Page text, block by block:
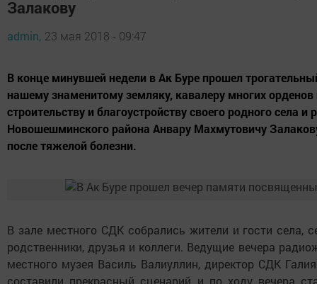
Залакову
admin, 23 мая 2018 - 09:47
В конце минувшей недели в Ак Буре прошел
нашему знаменитому земляку, кавалеру многих
строительству и благоустройству своего родного села
Новошешминского района Анвару Махмутовичу
после тяжелой болезни.
В зале местного СДК собрались жители и гости села,
родственники, друзья и коллеги. Ведущие вечера
местного музея Василь Валиуллин, директор СДК